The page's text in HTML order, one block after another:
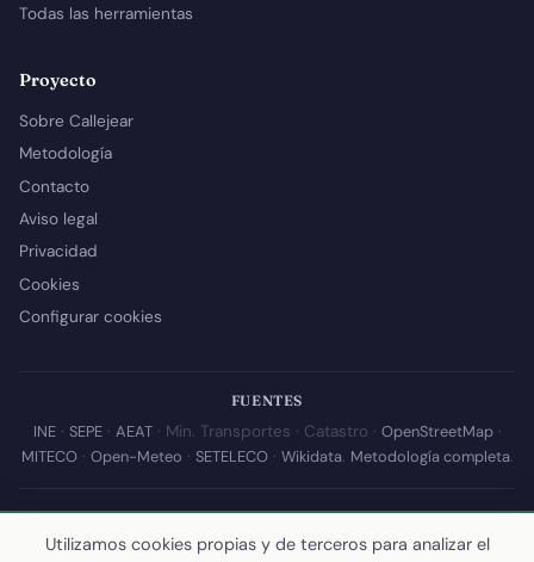
Todas las herramientas
Proyecto
Sobre Callejear
Metodología
Contacto
Aviso legal
Privacidad
Cookies
Configurar cookies
FUENTES
INE· SEPE· AEAT· Min. Transportes · Catastro · OpenStreetMap·
MITECO· Open-Meteo · SETELECO· Wikidata. Metodología completa.
© 2026 Callejear.com — Directorio municipal de España con datos
abiertos. Desarrollado y mantenido porYoel Castaño.
Utilizamos cookies propias y de terceros para analizar el